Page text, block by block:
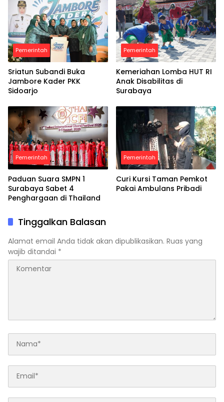
Pemerintah
Sriatun Subandi Buka
Jambore Kader PKK
Sidoarjo
Pemerintah
Kemeriahan Lomba HUT RI
Anak Disabilitas di
Surabaya
Pemerintah
Paduan Suara SMPN 1
Surabaya Sabet 4
Penghargaan di Thailand
Pemerintah
Curi Kursi Taman Pemkot
Pakai Ambulans Pribadi
Tinggalkan Balasan
Alamat email Anda tidak akan dipublikasikan. Ruas yang
wajib ditandai *